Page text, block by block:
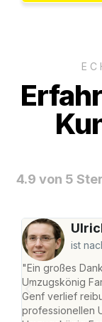
4.9 von 5
ist
"Ein großes
Umzugskönig
Genf verlief
professionellen